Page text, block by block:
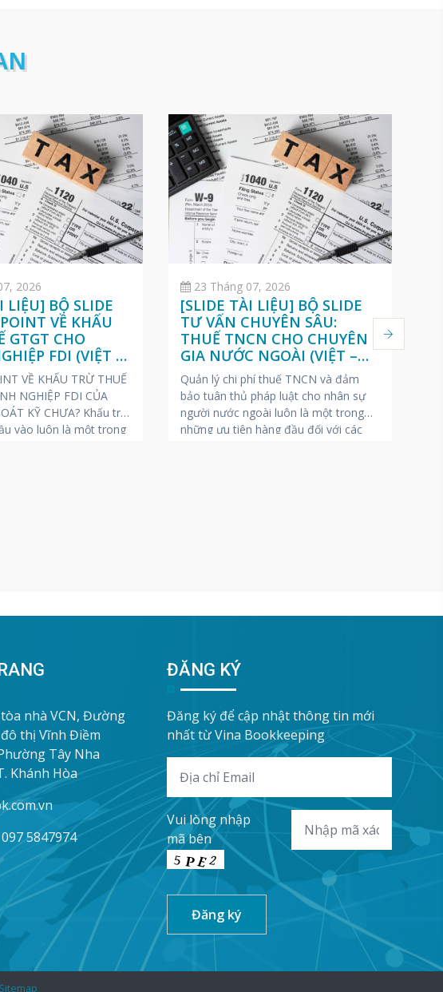
2026
LIỆU] BỘ SLIDE
VỀ KHẤU
GTGT CHO
FDI (VIỆT –
VỀ KHẤU TRỪ THUẾ
NGHIỆP FDI CỦA
KỸ CHƯA? Khấu trừ
vào luôn là một trong
23 Tháng 07, 2026
[SLIDE TÀI LIỆU] BỘ SLIDE
TƯ VẤN CHUYÊN SÂU:
THUẾ TNCN CHO CHUYÊN
GIA NƯỚC NGOÀI (VIỆT –
ANH – NHẬT)
Quản lý chi phí thuế TNCN và đảm
bảo tuân thủ pháp luật cho nhân sự
người nước ngoài luôn là một trong
những ưu tiên hàng đầu đối với các
nhà VCN, Đường
thị Vĩnh Điềm
Tây Nha
Khánh Hòa
5847974
ĐĂNG KÝ
Đăng ký để cập nhật thông tin mới
nhất từ Vina Bookkeeping
Vui lòng nhập
mã bên
Sitemap